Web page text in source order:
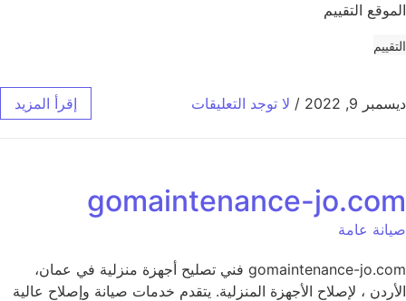
الموقع التقييم
التقييم
ديسمبر 9, 2022 / لا توجد التعليقات إقرأ المزيد
gomaintenance-jo.com
صيانة عامة
gomaintenance-jo.com فني تصليح أجهزة منزلية في عمان،
الأردن ، لإصلاح الأجهزة المنزلية. يتقدم خدمات صيانة وإصلاح عالية